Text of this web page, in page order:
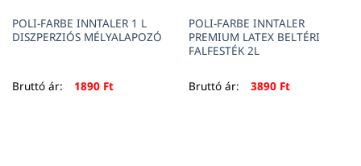
POLI-FARBE INNTALER 1 L
DISZPERZIÓS MÉLYALAPOZÓ
Bruttó ár: 1890 Ft
POLI-FARBE INNTALER
PREMIUM LATEX BELTÉRI
FALFESTÉK 2L
Bruttó ár: 3890 Ft